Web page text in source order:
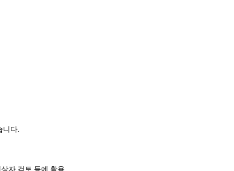
니다
자 검토 등에 활용